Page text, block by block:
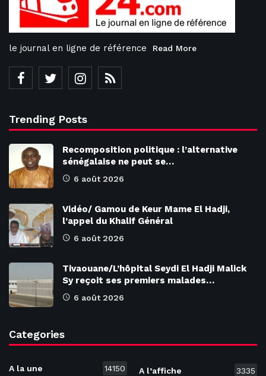
le journal en ligne de référence Read More
Trending Posts
Recomposition politique : l’alternative
sénégalaise ne peut se…
6 août 2026
Vidéo/ Gamou de Keur Mame El Hadji,
l’appel du Khalif Général
6 août 2026
Tivaouane/L’hôpital Seydi El Hadji Malick
Sy reçoit ses premiers malades…
6 août 2026
Categories
A la une 14150 A l’affiche 3335